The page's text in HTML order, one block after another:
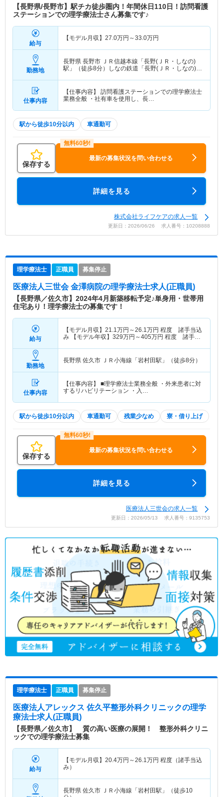
【長野県/長野市】駅チカ徒歩圏内！年間休日110日！訪問看護
ステーションでの理学療法士さん募集です♪
給与
【モデル月収】 27.0万円～33.0万円
勤務地
長野県 長野市 ＪＲ信越本線「長野(ＪＲ・しなの)
駅」（徒歩8分）しなの鉄道「長野(ＪＲ・しなの)
仕事内容
【仕事内容】 訪問看護ステーションでの理学療法士
業務全般 ・社有車を使用し、長…
駅から徒歩10分以内 車通勤可
保存する
最新の募集状況を問い合わせる
詳細を見る
株式会社ライフケアの求人一覧
更新日：2026/06/26 求人番号：10208888
理学療法士 正職員 募集停止
医療法人三世会 金澤病院の理学療法士求人(正職員)
【長野県／佐久市】2024年4月新築移転予定♪単身用・世帯用
住宅あり！理学療法士の募集です！
給与
【モデル月収】 21.1万円～26.1万円 程度 諸手当込
み 【モデル年収】 329万円～405万円 程度 諸手
勤務地
長野県 佐久市 ＪＲ小海線「岩村田駅」（徒歩8分）
仕事内容
【仕事内容】 ■理学療法士業務全般 ・外来患者に対
するリハビリテーション ・入…
駅から徒歩10分以内 車通勤可 残業少なめ 寮・借り上げ
保存する
最新の募集状況を問い合わせる
詳細を見る
医療法人三世会の求人一覧
更新日：2026/05/13 求人番号：9135753
理学療法士 正職員 募集停止
医療法人アレックス 佐久平整形外科クリニックの理学
療法士求人(正職員)
【長野県／佐久市】 質の高い医療の展開！ 整形外科クリニ
ックでの理学療法士募集
給与
【モデル月収】 20.4万円～26.1万円 程度（諸手当込
み）
長野県 佐久市 ＪＲ小海線「岩村田駅」（徒歩10